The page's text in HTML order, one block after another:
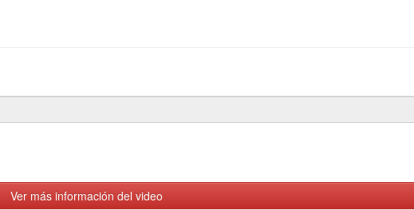
Ver más información del video